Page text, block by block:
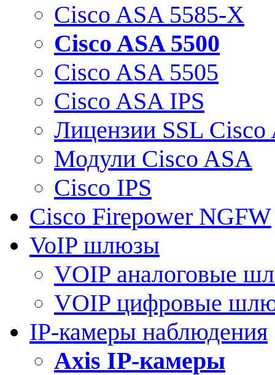
Cisco ASA 5585-X
Cisco ASA 5500
Cisco ASA 5505
Cisco ASA IPS
Лицензии SSL Cisco
Модули Cisco ASA
Cisco IPS
Cisco Firepower NGFW
VoIP шлюзы
VOIP аналоговые
VOIP цифровые
IP-камеры наблюдения
Axis IP-камеры